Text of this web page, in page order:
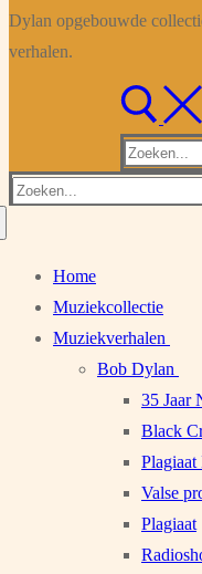
Dylan opgebouwde
verhalen.
Zoeken
naar:
Zoeken
Home
Muziekcollectie
Muziekverhalen
Bob Dylan
35 Jaar
Black
Valse
Plagiaat